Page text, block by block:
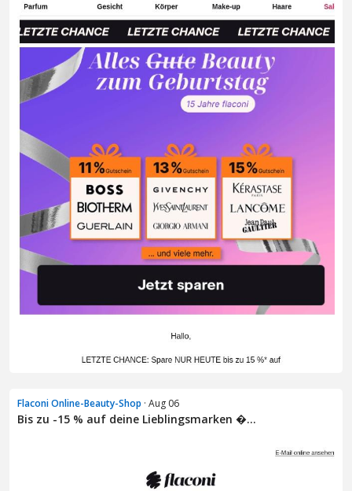
Flaconi Online-Beauty-Shop · Aug 06
Bis zu -15 % auf deine Lieblingsmarken �...